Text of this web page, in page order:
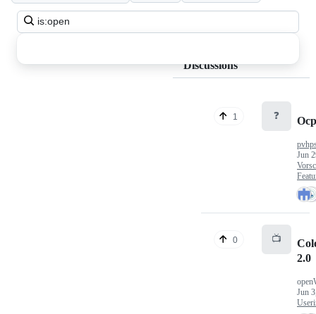
Search
all
Discussions
1 ❓
Jun
0 📺
2.0
Jun